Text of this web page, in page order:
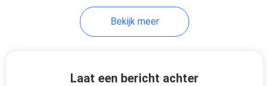
Bekijk meer
Laat een bericht achter